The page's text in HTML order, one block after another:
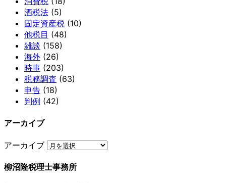
酒税法 (5)
固定資産税 (10)
他税目 (48)
雑談 (158)
海外 (26)
時事 (203)
税務調査 (63)
申告 (18)
判例 (42)
アーカイブ
アーカイブ
柳沼隆税理士事務所